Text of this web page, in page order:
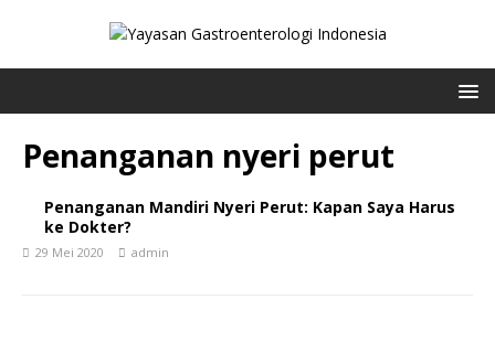
Penanganan nyeri perut
Penanganan Mandiri Nyeri Perut: Kapan Saya Harus
ke Dokter?
29 Mei 2020 admin